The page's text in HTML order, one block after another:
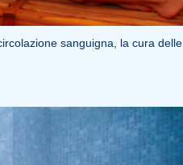
sanguigna, la cura delle